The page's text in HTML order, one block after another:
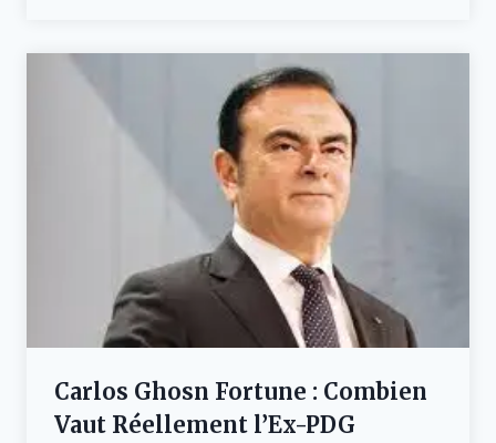
Carlos Ghosn Fortune : Combien
Vaut Réellement l’Ex-PDG